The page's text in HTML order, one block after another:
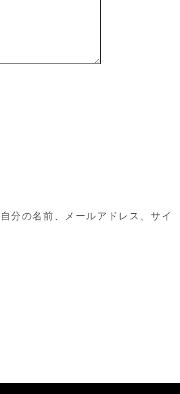
分の名前、メールアドレス、サイ